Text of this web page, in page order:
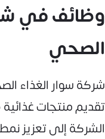
وظائف في
الصحي
شركة سوار
تقديم منتجات
الشركة إلى تعزيز